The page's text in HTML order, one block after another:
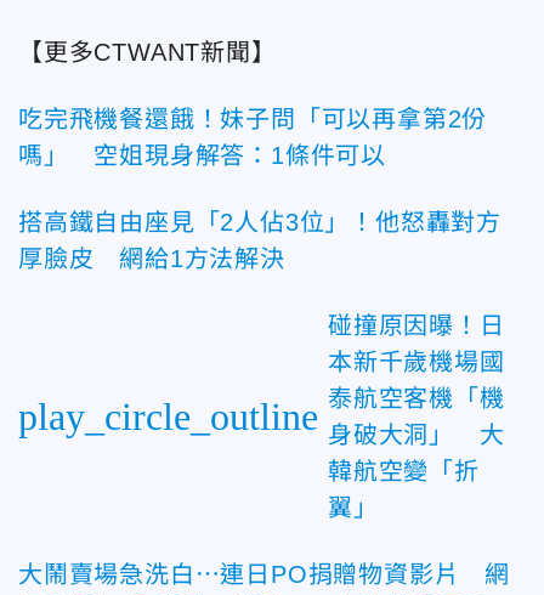
【更多CTWANT新聞】
吃完飛機餐還餓！妹子問「可以再拿第2份
嗎」 空姐現身解答：1條件可以
搭高鐵自由座見「2人佔3位」！他怒轟對方
厚臉皮 網給1方法解決
play_circle_outline
碰撞原因曝！日
本新千歲機場國
泰航空客機「機
身破大洞」 大
韓航空變「折
翼」
大鬧賣場急洗白⋯連日PO捐贈物資影片 網